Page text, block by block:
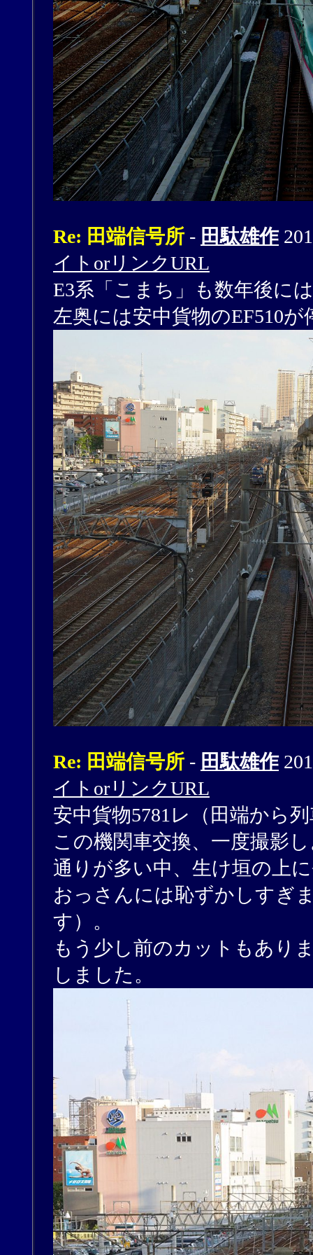
Re: 田端信号所 - 田駄雄作
イトorリンクURL
E3系「こまち」も数年後に
左奥には安中貨物のEF510が
Re: 田端信号所 - 田駄雄作
イトorリンクURL
安中貨物5781レ（田端から
この機関車交換、一度撮影
通りが多い中、生け垣の上
おっさんには恥ずかしすぎ
す）。
もう少し前のカットもあり
しました。